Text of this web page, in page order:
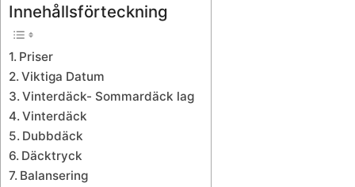
Innehållsförteckning
Priser
Viktiga Datum
Vinterdäck- Sommardäck lag
Vinterdäck
Dubbdäck
Däcktryck
Balansering